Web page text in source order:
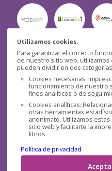
Utilizamos cookies.
Para garantizar el correcto
de nuestro sitio web, utilizamos
pueden dividir en dos
Cookies necesarias:
funcionamiento de nuestro
fines analíticos o de
Cookies analíticas:
otras herramientas
anonimato. Utilizamos
sitio web y facilitarte la
libros.
Política de privacidad
Redes